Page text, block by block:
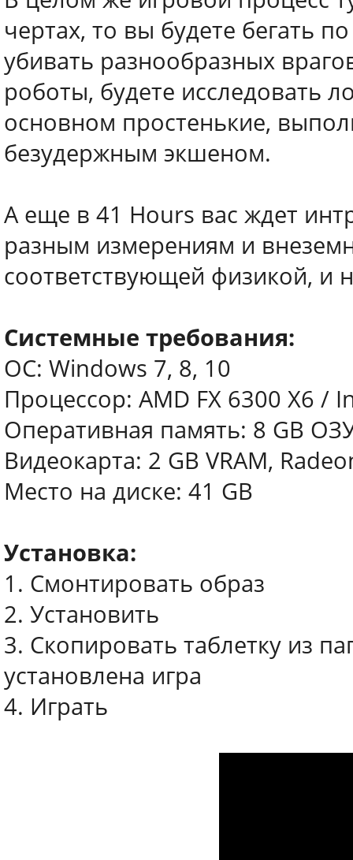
чертах, то вы будете бегать
убивать разнообразных
роботы, будете исследовать
основном простенькие,
безудержным экшеном.
А еще в 41 Hours вас ждет
разным измерениям и
соответствующей физикой, и
Системные требования:
ОС: Windows 7, 8, 10
Процессор: AMD FX 6300 X6 /
Оперативная память: 8 GB
Видеокарта: 2 GB VRAM,
Место на диске: 41 GB
Установка:
1. Смонтировать образ
2. Установить
3. Скопировать таблетку из
установлена игра
4. Играть